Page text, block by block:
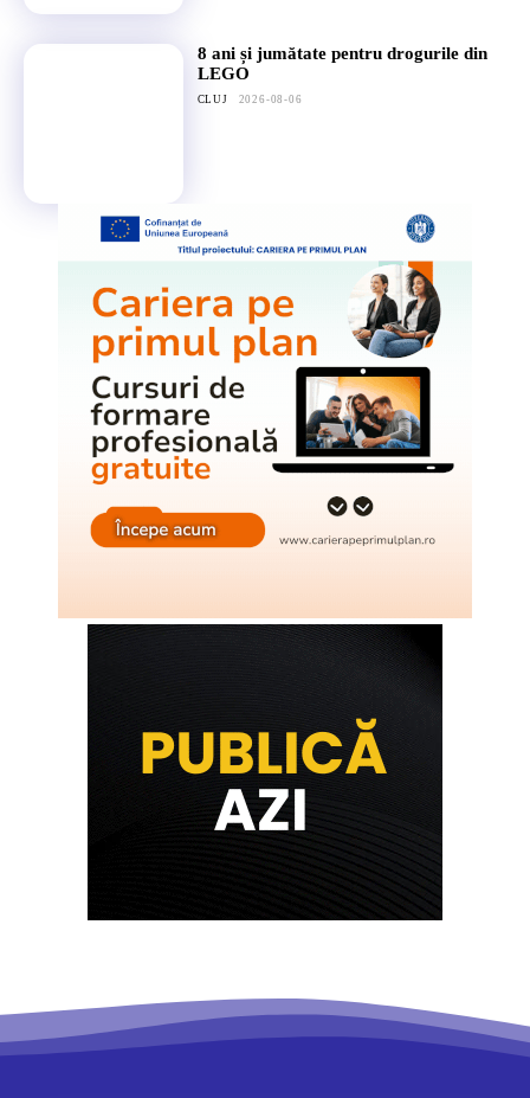
8 ani și jumătate pentru drogurile din
LEGO
CLUJ 2026-08-06